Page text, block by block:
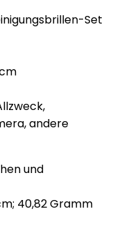
Set
andere
und
: ‎ 17 x 6 x 2 cm; 40,82 Gramm